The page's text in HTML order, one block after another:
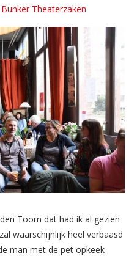
Bunker Theaterzaken.
Toorn dat had ik al gezien
waarschijnlijk heel verbaasd
man met de pet opkeek